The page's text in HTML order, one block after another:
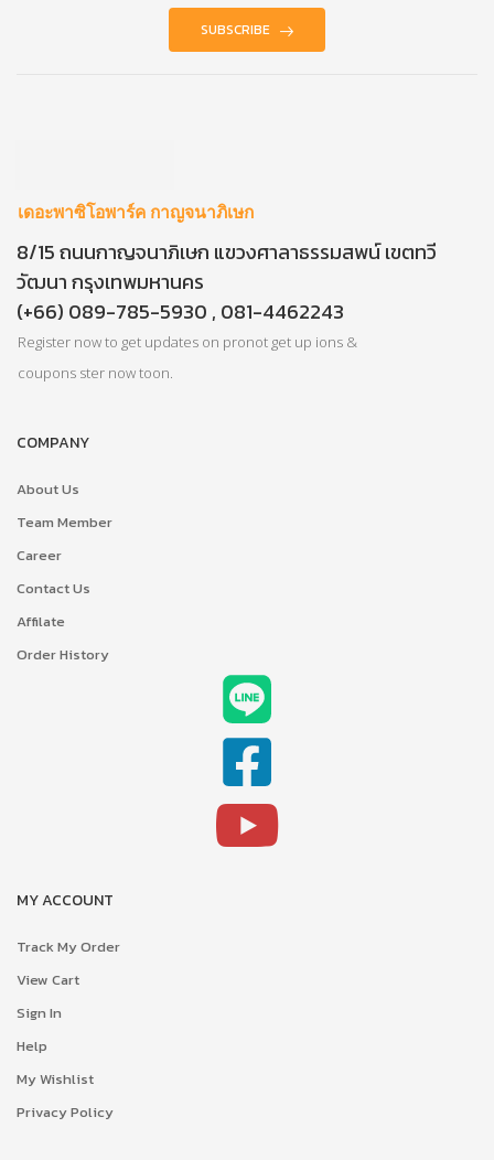
SUBSCRIBE
เดอะพาซิโอพาร์ค กาญจนาภิเษก
8/15 ถนนกาญจนาภิเษก แขวงศาลาธรรมสพน์ เขตทวี
วัฒนา กรุงเทพมหานคร
(+66) 089-785-5930 , 081-4462243
Register now to get updates on pronot get up ions &
coupons ster now toon.
COMPANY
About Us
Team Member
Career
Contact Us
Affilate
Order History
MY ACCOUNT
Track My Order
View Cart
Sign In
Help
My Wishlist
Privacy Policy